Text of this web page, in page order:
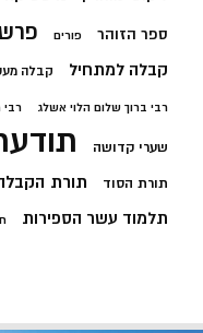
ספר הזוהר פורים
קבלה למתחיל קבלה
רבי ברוך שלום הלוי אשלג רבי
שערי קדושה
תורת הסוד תורת
תלמוד עשר הספירות